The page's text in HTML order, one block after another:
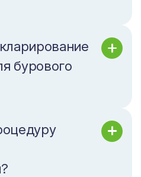
бурового